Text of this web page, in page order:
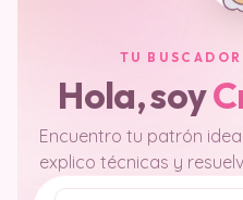
TU
Hola, soy
Encuentro tu patrón
explico técnicas y